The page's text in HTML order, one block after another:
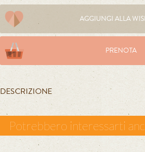
AGGIUNGI ALLA
PRENOTA
DESCRIZIONE
Potrebbero interessarti